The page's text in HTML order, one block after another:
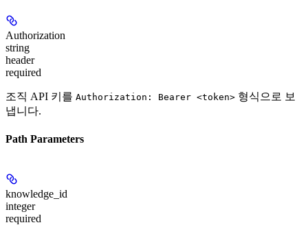
Authorization
string
header
required
조직 API 키를 Authorization: Bearer <token> 형식으로 보
냅니다.
Path Parameters
knowledge_id
integer
required